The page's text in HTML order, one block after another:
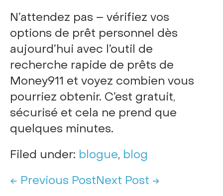
N’attendez pas – vérifiez vos
options de prêt personnel dès
aujourd’hui avec l’outil de
recherche rapide de prêts de
Money911 et voyez combien vous
pourriez obtenir. C’est gratuit,
sécurisé et cela ne prend que
quelques minutes.
Filed under: blogue, blog
← Previous PostNext Post →